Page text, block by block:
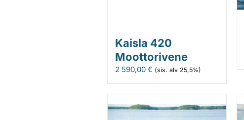
Kaisla 420
Moottorivene
2 590,00 € (sis. alv 25,5%)